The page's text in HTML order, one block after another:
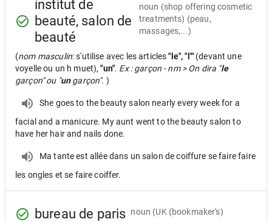
institut de
beauté, salon de
beauté
noun (shop offering cosmetic
treatments) (peau,
massages,...)
(nom masculin: s'utilise avec les articles"le", "l'" (devant une
voyelle ou un h muet),"un". Ex : garçon - nm > On dira "le
garçon" ou "ungarçon". )
She goes to the beauty salon nearly every week for a
facial and a manicure. My aunt went to the beauty salon to
have her hair and nails done.
Ma tante est allée dans un salon de coiffure se faire faire
les ongles et se faire coiffer.
bureau de paris noun (UK (bookmaker's)